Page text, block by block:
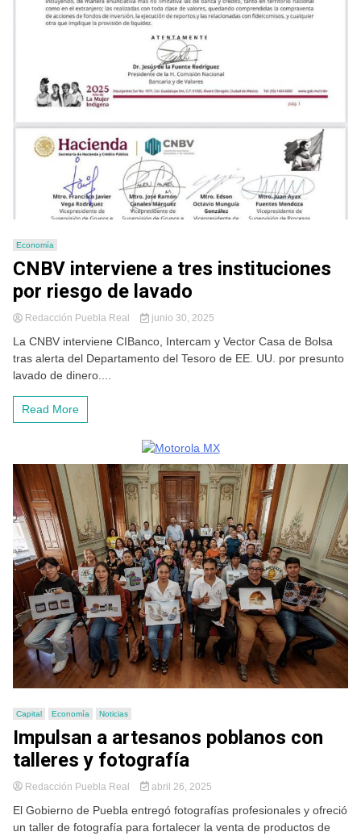
Economía
CNBV interviene a tres instituciones
por riesgo de lavado
Redacción Puebla Real junio 30, 2025
La CNBV interviene CIBanco, Intercam y Vector Casa de Bolsa
tras alerta del Departamento del Tesoro de EE. UU. por presunto
lavado de dinero....
Read More
Capital Economía Noticias
Impulsan a artesanos poblanos con
talleres y fotografía
Redacción Puebla Real abril 26, 2025
El Gobierno de Puebla entregó fotografías profesionales y ofreció
un taller de fotografía para fortalecer la venta de productos de